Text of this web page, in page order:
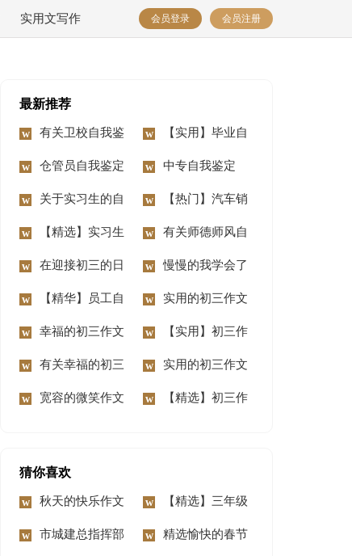
实用文写作 会员登录 会员注册
最新推荐
有关卫校自我鉴
定集合7篇
【实用】毕业自
我鉴定范文汇编七篇
仓管员自我鉴定
合集九篇
中专自我鉴定
关于实习生的自
我鉴定范文合集十篇
【热门】汽车销
售自我鉴定4篇
【精选】实习生
的自我鉴定4篇
有关师德师风自
我鉴定集锦四篇
在迎接初三的日
子里作文
慢慢的我学会了
欣赏初三作文
【精华】员工自
我鉴定模板六篇
实用的初三作文
汇总10篇
幸福的初三作文
3篇
【实用】初三作
文汇总八篇
有关幸福的初三
作文300字集锦10篇
实用的初三作文
汇总7篇
宽容的微笑作文 【精选】初三作
猜你喜欢
秋天的快乐作文
15篇
【精选】三年级
介绍作文9篇
市城建总指挥部 精选愉快的春节